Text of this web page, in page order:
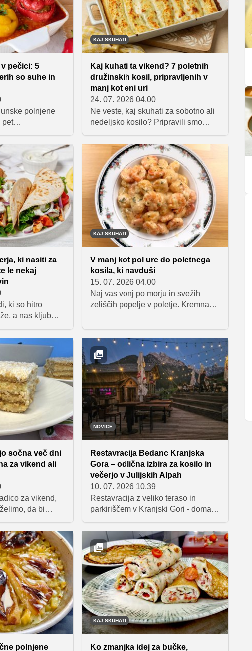
pečici: 5
so suhe in
polnjene
pet
ali trd, in odkrijte
katerimi bodo
vsakič
KAJ SKUHATI
Kaj kuhati ta vikend? 7 poletnih
družinskih kosil, pripravljenih v
manj kot eni uri
24. 07. 2026 04.00
Ne veste, kaj skuhati za sobotno ali
nedeljsko kosilo? Pripravili smo
ki so primerne za vso družino,
pripravljene pa so v manj kot eni uri.
Med njimi boste našli vse od
testenin in rižote do zelenjavnih in
ribjih jedi ter priljubljenega
piščančjega gyrosa.
ki nasiti za
le nekaj
ki so hitro
a nas kljub
in jogurtovim
izbira za lahko
združuje
in ravno
Pripravljena
sestavine pa
okusu.
KAJ SKUHATI
V manj kot pol ure do poletnega
kosila, ki navduši
15. 07. 2026 04.00
Naj vas vonj po morju in svežih
zeliščih popelje v poletje. Kremna
okusov. To je tisto popolno kosilo, ob
katerem boste z veseljem pomazali
celo ponev do zadnje kapljice!
sočna več dni
za vikend ali
za vikend,
da bi
za peciva, ki
pripravite vnaprej
več dni.
NOVICE
Restavracija Bedanc Kranjska
Gora – odlična izbira za kosilo in
večerjo v Julijskih Alpah
10. 07. 2026 10.39
Restavracija z veliko teraso in
parkiriščem v Kranjski Gori - domače
najlepša terasa v Julijskih Alpah
polnjene
KAJ SKUHATI
Ko zmanjka idej za bučke,